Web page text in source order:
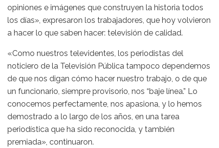
opiniones e imágenes que construyen la historia todos
los días», expresaron los trabajadores, que hoy volvieron
a hacer lo que saben hacer: televisión de calidad.
«Como nuestros televidentes, los periodistas del
noticiero de la Televisión Pública tampoco dependemos
de que nos digan cómo hacer nuestro trabajo, o de que
un funcionario, siempre provisorio, nos “baje línea.” Lo
conocemos perfectamente, nos apasiona, y lo hemos
demostrado a lo largo de los años, en una tarea
periodística que ha sido reconocida, y también
premiada», continuaron.